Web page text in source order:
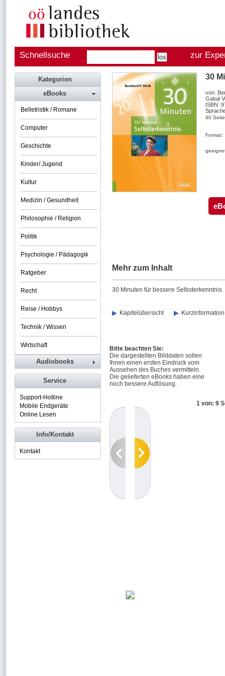
Schnellsuche zur
30
von:
Gabal
ISBN:
80
Format:
Mehr zum Inhalt
30 Minuten für bessere Selbsterkenntnis
Kapitelübersicht Kurzinformation
Bitte beachten Sie:
Die dargestellten Bilddaten sollen
Ihnen einen ersten Eindruck vom
Aussehen des Buches vermitteln.
Die gelieferten eBooks haben eine
noch bessere Auflösung.
1 von: 9
Kategorien
eBooks
Belletristik / Romane
Computer
Geschichte
Kinder/ Jugend
Kultur
Medizin / Gesundheit
Philosophie / Religion
Politik
Psychologie / Pädagogik
Ratgeber
Recht
Reise / Hobbys
Technik / Wissen
Wirtschaft
Audiobooks
Service
Support-Hotline
Mobile Endgeräte
Online Lesen
Info/Kontakt
Kontakt